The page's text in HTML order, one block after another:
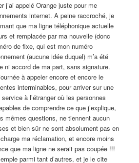
j’ai appelé Orange juste pour me
internet. A peine raccroché, je
que ma ligne téléphonique actuelle
et remplacée par ma nouvelle (donc
de fixe, qui est mon numéro
(aucune idée duquel) m’a été
ni accord de ma part, sans signature.
à appeler encore et encore le
interminables, pour arriver sur une
à l’étranger où les personnes
de comprendre ce que j’explique,
mêmes questions, ne tiennent aucun
et bien sûr ne sont absolument pas en
ma réclamation, et encore moins
que ma ligne ne serait pas coupée !!!
parmi tant d’autres, et je le cite